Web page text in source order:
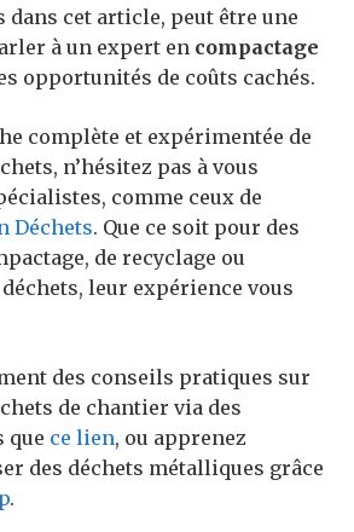
dans cet article, peut être une
à un expert en compactage
opportunités de coûts cachés.
complète et expérimentée de
n’hésitez pas à vous
comme ceux de
Déchets. Que ce soit pour des
de recyclage ou
leur expérience vous
des conseils pratiques sur
de chantier via des
que ce lien, ou apprenez
des déchets métalliques grâce
.